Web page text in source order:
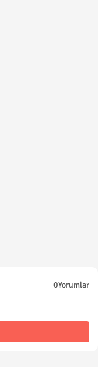
0Yorumlar